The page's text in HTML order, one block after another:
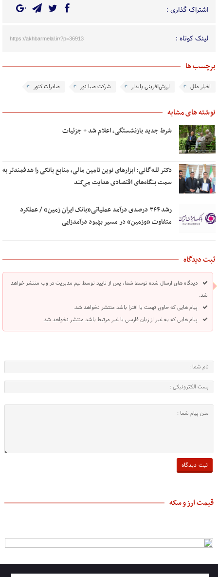
اشتراک گذاری :
لینک کوتاه : https://akhbarmelal.ir/?p=36913
برچسب ها
اخبار ملل ارزش‌آفرینی پایدار شرکت صبا نور صادرات کنور
نوشته های مشابه
شرط جدید بازنشستگی، اعلام شد + جزئیات
دکتر للـه‌گانی: ابزارهای نوین تامین مالی، منابع بانکی را هدفمندتر به
سمت بنگاه‌های اقتصادی هدایت می‌کند
رشد ۳۴۴ درصدی درآمد عملیاتی«بانک ایران زمین» / عملکرد
متفاوت «وزمین» در مسیر بهبود درآمدزایی
ثبت دیدگاه
دیدگاه های ارسال شده توسط شما، پس از تایید توسط تیم مدیریت در وب منتشر خواهد
شد.
پیام هایی که حاوی تهمت یا افترا باشد منتشر نخواهد شد.
پیام هایی که به غیر از زبان فارسی یا غیر مرتبط باشد منتشر نخواهد شد.
قیمت ارز و سکه